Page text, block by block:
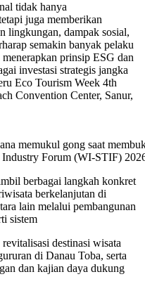
tidak hanya
juga memberikan
lingkungan, dampak sosial,
semakin banyak pelaku
prinsip ESG dan
investasi strategis jangka
Eco Tourism Week 4th
Convention Center, Sanur,
memukul gong saat
Industry Forum (WI-STIF)
berbagai langkah konkret
berkelanjutan di
lain melalui pembangunan
sistem
destinasi wisata
di Danau Toba, serta
dan kajian daya dukung